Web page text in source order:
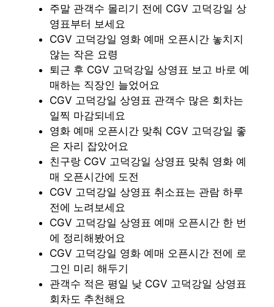
주말 관객수 몰리기 전에 CGV 고덕강일 상
영표부터 보세요
CGV 고덕강일 영화 예매 오픈시간 놓치지
않는 작은 요령
퇴근 후 CGV 고덕강일 상영표 보고 바로 예
매하는 직장인 늘었어요
CGV 고덕강일 상영표 관객수 많은 회차는
일찍 마감되네요
영화 예매 오픈시간 맞춰 CGV 고덕강일 좋
은 자리 잡았어요
친구랑 CGV 고덕강일 상영표 맞춰 영화 예
매 오픈시간에 도전
CGV 고덕강일 상영표 취소표는 관람 하루
전에 노려보세요
CGV 고덕강일 상영표 예매 오픈시간 한 번
에 정리해봤어요
CGV 고덕강일 영화 예매 오픈시간 전에 로
그인 미리 해두기
관객수 적은 평일 낮 CGV 고덕강일 상영표
회차도 추천해요